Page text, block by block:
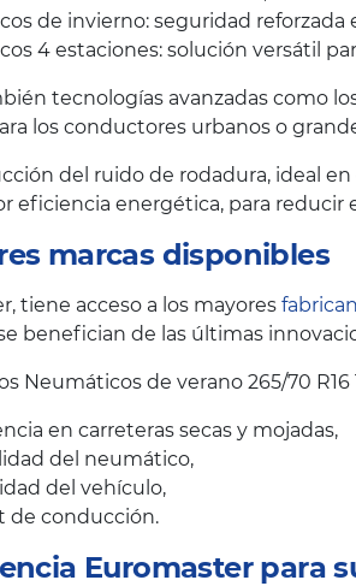
de invierno: seguridad
4 estaciones: solución versátil
tecnologías avanzadas como
los conductores urbanos o
del ruido de rodadura, ideal en
eficiencia energética, para
marcas disponibles
tiene acceso a los mayores
benefician de las últimas
Neumáticos de verano 265/70
en carreteras secas y mojadas,
del neumático,
del vehículo,
de conducción.
Euromaster para